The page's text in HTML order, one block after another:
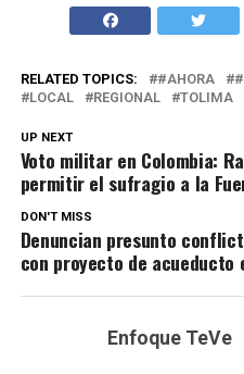
RELATED TOPICS: #AHORA
LOCAL
REGIONAL TOLIMA
UP NEXT
Voto militar en Colombia:
permitir el sufragio a la
DON'T MISS
Denuncian presunto
con proyecto de acueducto
Enfoque TeVe